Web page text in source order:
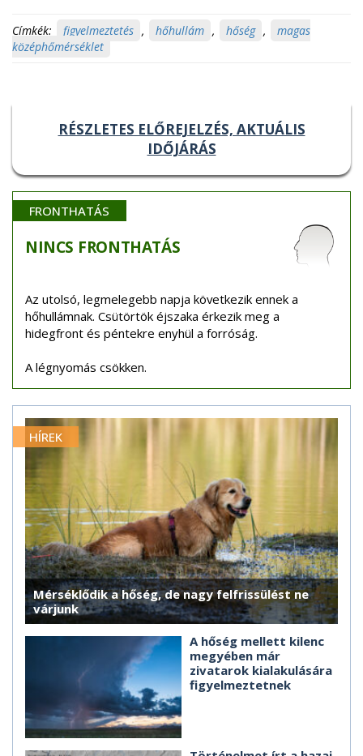
Címkék: figyelmeztetés , hőhullám , hőség ,
magas
középhőmérséklet
RÉSZLETES ELŐREJELZÉS, AKTUÁLIS
IDŐJÁRÁS
FRONTHATÁS
NINCS FRONTHATÁS
Az utolsó, legmelegebb napja következik ennek a
hőhullámnak. Csütörtök éjszaka érkezik meg a
hidegfront és péntekre enyhül a forróság.
A légnyomás csökken.
HÍREK
Mérséklődik a hőség, de nagy felfrissülést ne
várjunk
A hőség mellett kilenc
megyében már
zivatarok kialakulására
figyelmeztetnek